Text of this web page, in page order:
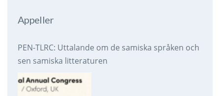
Appeller
PEN-TLRC: Uttalande om de samiska språken och
sen samiska litteraturen